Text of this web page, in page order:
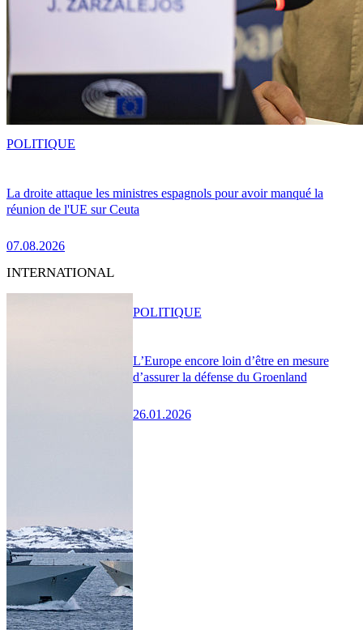
La droite attaque les ministres espagnols pour avoir manqué la
réunion de l'UE sur Ceuta
07.08.2026
POLITIQUE
INTERNATIONAL
L’Europe encore loin d’être en mesure
d’assurer la défense du Groenland
26.01.2026
POLITIQUE